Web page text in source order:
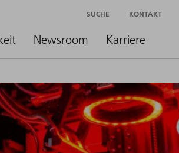
Newsroom Karriere
SUCHE KONTAKT